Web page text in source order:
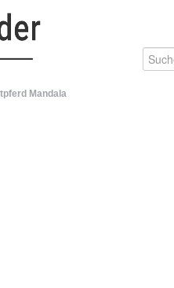
Mandala